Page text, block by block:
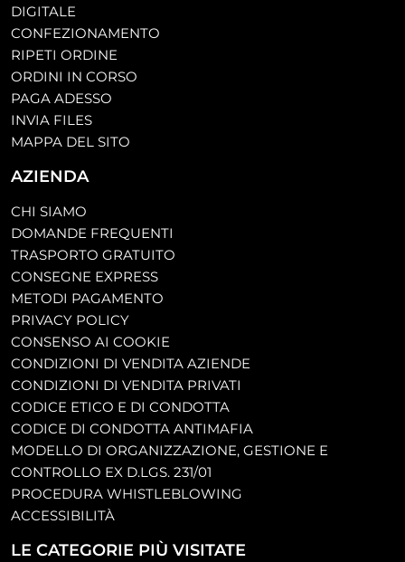
DIGITALE
CONFEZIONAMENTO
RIPETI ORDINE
ORDINI IN CORSO
PAGA ADESSO
INVIA FILES
MAPPA DEL SITO
AZIENDA
CHI SIAMO
DOMANDE FREQUENTI
TRASPORTO GRATUITO
CONSEGNE EXPRESS
METODI PAGAMENTO
PRIVACY POLICY
CONSENSO AI COOKIE
CONDIZIONI DI VENDITA AZIENDE
CONDIZIONI DI VENDITA PRIVATI
CODICE ETICO E DI CONDOTTA
CODICE DI CONDOTTA ANTIMAFIA
MODELLO DI ORGANIZZAZIONE, GESTIONE E
CONTROLLO EX D.LGS. 231/01
PROCEDURA WHISTLEBLOWING
ACCESSIBILITÀ
LE CATEGORIE PIÙ VISITATE